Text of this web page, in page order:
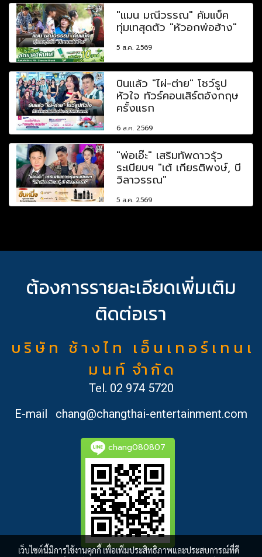
"แมน มณีวรรณ" คัมแบ็ค
ทุ่มเทสุดตัว "หัวอกพ่อฮ้าง"
5 ส.ค. 2569
บินแล้ว "ไผ่-ต่าย" โชว์รูป
หัวใจ ทัวร์คอนเสิร์ตอังกฤษ
ครั้งแรก
6 ส.ค. 2569
"พ่อเอ๊ะ" เสริมทัพดาวรุ้ว
ระเบียบฯ "เต้ เกียรติพงษ์, บี
วิลาวรรณ"
5 ส.ค. 2569
ต้องการรายละเอียดเพิ่มเติม
ติดต่อเรา
บ ริ ษั ท ช้ า ง ไ ท เ อ็ น เ ท อ ร์ เ ท น เ
ม น ท์ จำ กั ด
Tel. 02 974 5720
E-mail
chang@changthai-entertainment.com
chang080807
เว็บไซต์นี้มีการใช้งานคุกกี้ เพื่อเพิ่มประสิทธิภาพและประสบการณ์ที่ดี